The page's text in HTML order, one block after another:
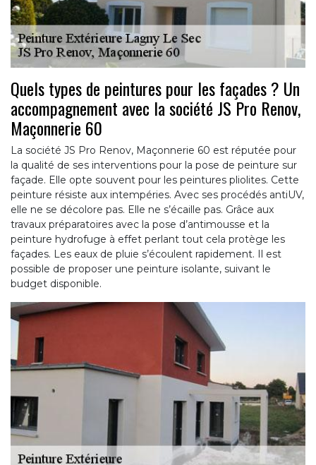
Quels types de peintures pour les façades ? Un
accompagnement avec la société JS Pro Renov,
Maçonnerie 60
La société JS Pro Renov, Maçonnerie 60 est réputée pour
la qualité de ses interventions pour la pose de peinture sur
façade. Elle opte souvent pour les peintures pliolites. Cette
peinture résiste aux intempéries. Avec ses procédés antiUV,
elle ne se décolore pas. Elle ne s’écaille pas. Grâce aux
travaux préparatoires avec la pose d’antimousse et la
peinture hydrofuge à effet perlant tout cela protège les
façades. Les eaux de pluie s’écoulent rapidement. Il est
possible de proposer une peinture isolante, suivant le
budget disponible.